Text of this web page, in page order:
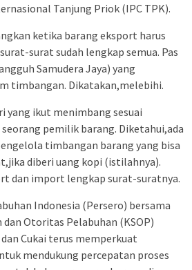
Tanjung Priok (IPC TPK).
ketika barang eksport harus
surat sudah lengkap semua. Pas
Samudera Jaya) yang
timbangan. Dikatakan,melebihi.
yang ikut menimbang sesuai
pemilik barang. Diketahui,ada
timbangan barang yang bisa
diberi uang kopi (istilahnya).
dan import lengkap surat-suratnya.
Indonesia (Persero) bersama
Otoritas Pelabuhan (KSOP)
Cukai terus memperkuat
mendukung percepatan proses